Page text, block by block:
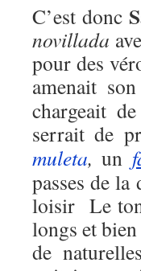
C’est donc
novillada
pour des
amenait
chargeait
serrait de
muleta, un
passes de la
loisir Le ton
longs et
de